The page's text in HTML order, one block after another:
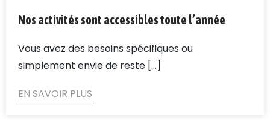
Nos activités sont accessibles toute l’année
Vous avez des besoins spécifiques ou
simplement envie de reste [...]
EN SAVOIR PLUS